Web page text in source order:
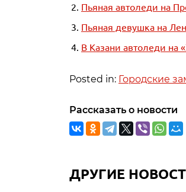
Пьяная автоледи на
Пьяная девушка на
В Казани автоледи на
Posted in: Городские
Рассказать о новости
ДРУГИЕ